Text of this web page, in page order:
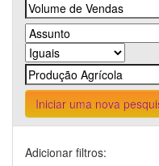
Iniciar uma nova
Adicionar filtros: